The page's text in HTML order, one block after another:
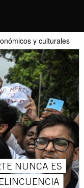
y culturales
NUNCA ES